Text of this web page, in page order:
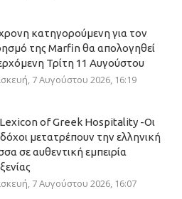
κατηγορούμενη για τον
της Marfin θα απολογηθεί
Τρίτη 11 Αυγούστου
7 Αυγούστου 2026, 16:19
of Greek Hospitality -Οι
μετατρέπουν την ελληνική
σε αυθεντική εμπειρία
7 Αυγούστου 2026, 16:07